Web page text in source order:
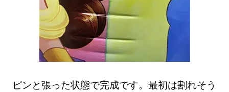
ピンと張った状態で完成です。最初は割れそう